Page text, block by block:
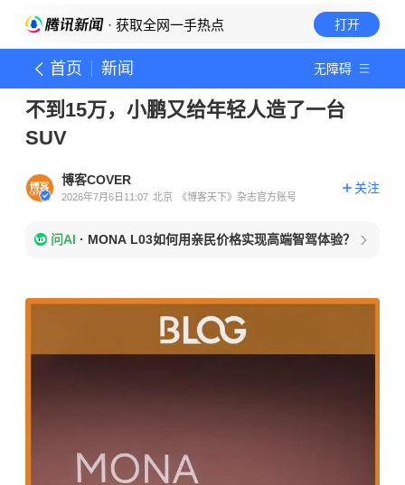
· 获取全网一手热点 打开
首页 新闻 无障碍
不到15万，小鹏又给年轻人造了一台
SUV
博客COVER
2026年7月6日11:07 北京 《博客天下》杂志官方账号
关注
问AI · MONA L03如何用亲民价格实现高端智驾体验？